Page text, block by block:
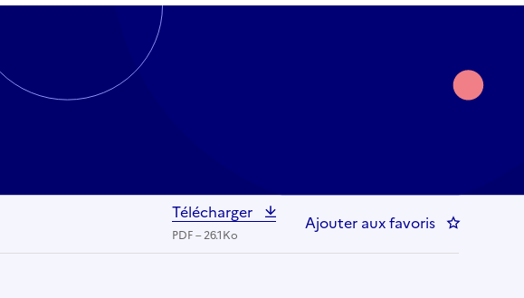
Télécharger
PDF – 26.1Ko
Ajouter aux favoris :